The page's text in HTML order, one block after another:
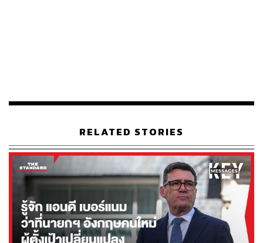
TAGS: เชื้อไวรัสโคโรนา ทวีศิลป์ วิษณุโยธิน
25
ABOUT THE AUTHOR
อนุชิต ไกรวิจิตร
Content Creator ประจำกองบรรณาธิการข่าว
กีฬา สำนักข่าว THE STANDARD ผู้มีงาน
อดิเรกคือการสัมภาษณ์ BNK48
RELATED STORIES